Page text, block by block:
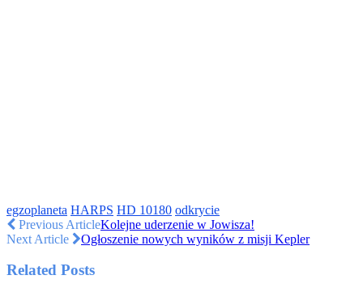
egzoplaneta HARPS HD 10180 odkrycie
Previous ArticleKolejne uderzenie w Jowisza!
Next Article
Ogłoszenie nowych wyników z misji Kepler
Related Posts